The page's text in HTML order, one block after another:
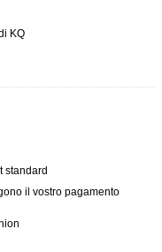
KQ
standard
il vostro pagamento